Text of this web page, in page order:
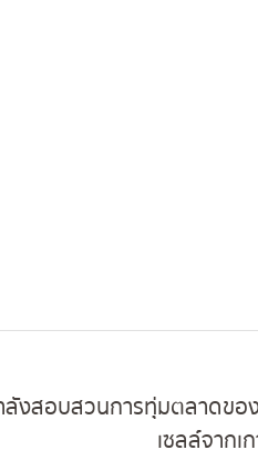
ลังสอบสวนการทุ่มตลาดขอ
เซลล์จากเ